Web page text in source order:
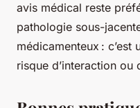
avis médical reste
pathologie sous-
médicamenteux :
risque d’interaction ou